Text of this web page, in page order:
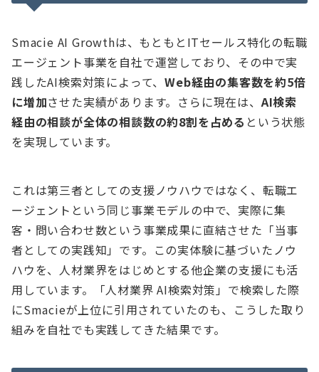
Smacie AI Growthは、もともとITセールス特化の転職
エージェント事業を自社で運営しており、その中で実
践したAI検索対策によって、Web経由の集客数を約5倍
に増加させた実績があります。さらに現在は、AI検索
経由の相談が全体の相談数の約8割を占める という状態
を実現しています。
これは第三者としての支援ノウハウではなく、転職エ
ージェントという同じ事業モデルの中で、実際に集
客・問い合わせ数という事業成果に直結させた「当事
者としての実践知」です。この実体験に基づいたノウ
ハウを、人材業界をはじめとする他企業の支援にも活
用しています。「人材業界 AI検索対策」で検索した際
にSmacieが上位に引用されていたのも、こうした取り
組みを自社でも実践してきた結果です。